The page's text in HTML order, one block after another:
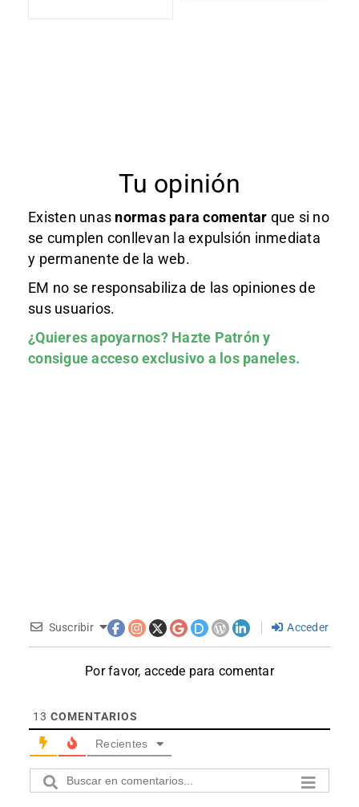
Tu opinión
Existen unas normas para comentar que si no
se cumplen conllevan la expulsión inmediata
y permanente de la web.
EM no se responsabiliza de las opiniones de
sus usuarios.
¿Quieres apoyarnos? Hazte Patróny
consigue acceso exclusivo a los paneles.
Suscribir Acceder
Por favor, accede para comentar
13 COMENTARIOS
Recientes